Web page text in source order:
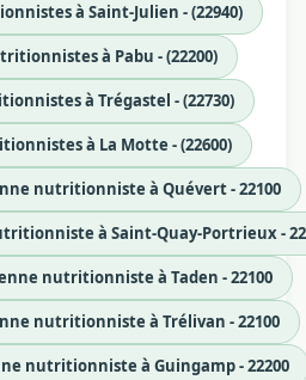
à Saint-Julien - (22940)
à Pabu - (22200)
à Trégastel - (22730)
à La Motte - (22600)
nutritionniste à Quévert - 22100
à Saint-Quay-Portrieux -
nutritionniste à Taden - 22100
nutritionniste à Trélivan - 22100
nutritionniste à Guingamp - 22200